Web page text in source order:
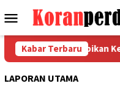
ke
Menu
Mobile
Kabar Terbaru
Raya Rapikan
LAPORAN UTAMA